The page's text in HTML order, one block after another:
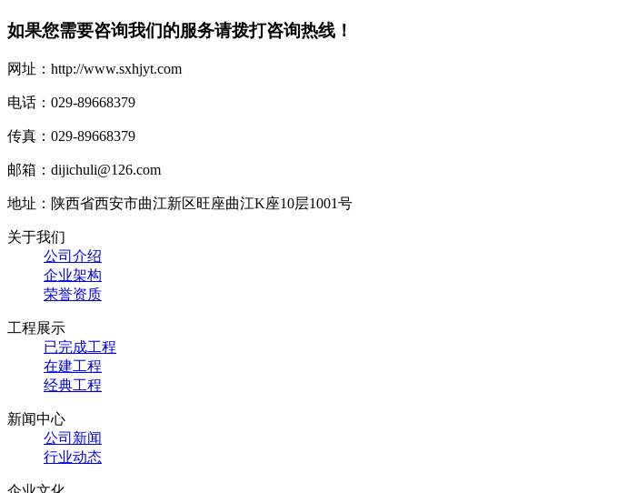
如果您需要咨询我们的服务请拨打咨询热线！
网址：http://www.sxhjyt.com
电话：029-89668379
传真：029-89668379
邮箱：dijichuli@126.com
地址：陕西省西安市曲江新区旺座曲江K座10层1001号
关于我们
公司介绍
企业架构
荣誉资质
工程展示
已完成工程
在建工程
经典工程
新闻中心
公司新闻
行业动态